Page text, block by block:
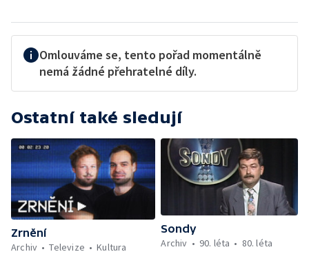
Omlouváme se, tento pořad momentálně
nemá žádné přehratelné díly.
Ostatní také sledují
Zrnění
Archiv
Televize Kultura
Sondy
Archiv
90. léta 80. léta